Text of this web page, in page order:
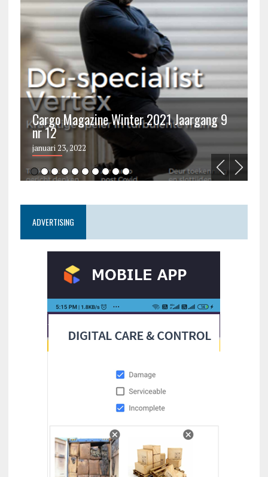
Cargo Magazine Winter 2021 Jaargang 9
nr 12
januari 23, 2022
ADVERTISING